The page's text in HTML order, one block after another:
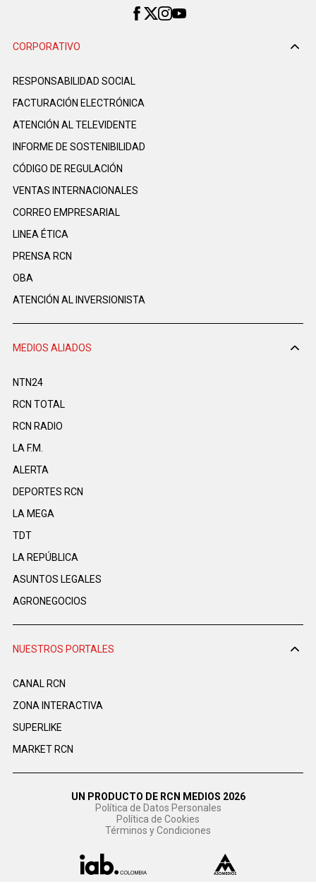
CORPORATIVO
RESPONSABILIDAD SOCIAL
FACTURACIÓN ELECTRÓNICA
ATENCIÓN AL TELEVIDENTE
INFORME DE SOSTENIBILIDAD
CÓDIGO DE REGULACIÓN
VENTAS INTERNACIONALES
CORREO EMPRESARIAL
LINEA ÉTICA
PRENSA RCN
OBA
ATENCIÓN AL INVERSIONISTA
MEDIOS ALIADOS
NTN24
RCN TOTAL
RCN RADIO
LA F.M.
ALERTA
DEPORTES RCN
LA MEGA
TDT
LA REPÚBLICA
ASUNTOS LEGALES
AGRONEGOCIOS
NUESTROS PORTALES
CANAL RCN
ZONA INTERACTIVA
SUPERLIKE
MARKET RCN
UN PRODUCTO DE RCN MEDIOS 2026
Política de Datos Personales
Política de Cookies
Términos y Condiciones